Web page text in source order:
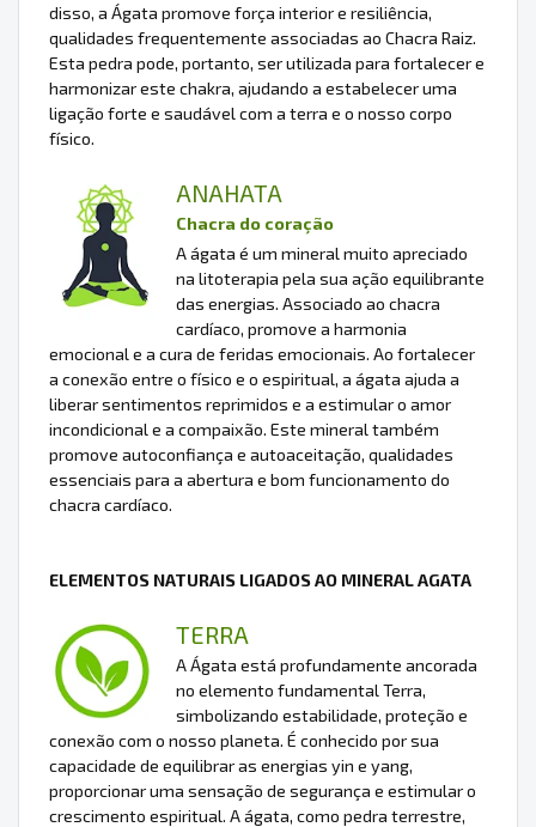
disso, a Ágata promove força interior e resiliência,
qualidades frequentemente associadas ao Chacra Raiz.
Esta pedra pode, portanto, ser utilizada para fortalecer e
harmonizar este chakra, ajudando a estabelecer uma
ligação forte e saudável com a terra e o nosso corpo
físico.
ANAHATA
Chacra do coração
A ágata é um mineral muito apreciado
na litoterapia pela sua ação equilibrante
das energias. Associado ao chacra
cardíaco, promove a harmonia
emocional e a cura de feridas emocionais. Ao fortalecer
a conexão entre o físico e o espiritual, a ágata ajuda a
liberar sentimentos reprimidos e a estimular o amor
incondicional e a compaixão. Este mineral também
promove autoconfiança e autoaceitação, qualidades
essenciais para a abertura e bom funcionamento do
chacra cardíaco.
ELEMENTOS NATURAIS LIGADOS AO MINERAL AGATA
TERRA
A Ágata está profundamente ancorada
no elemento fundamental Terra,
simbolizando estabilidade, proteção e
conexão com o nosso planeta. É conhecido por sua
capacidade de equilibrar as energias yin e yang,
proporcionar uma sensação de segurança e estimular o
crescimento espiritual. A ágata, como pedra terrestre,